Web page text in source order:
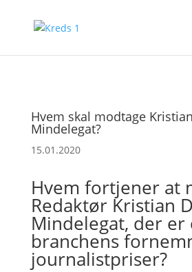
Hvem skal modtage
Mindelegat?
15.01.2020
Hvem fortjener at
Redaktør Kristian
Mindelegat, der er
branchens
journalistpriser?